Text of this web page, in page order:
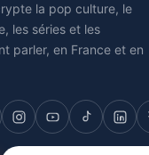
la pop culture, le
les séries et les
parler, en France et en